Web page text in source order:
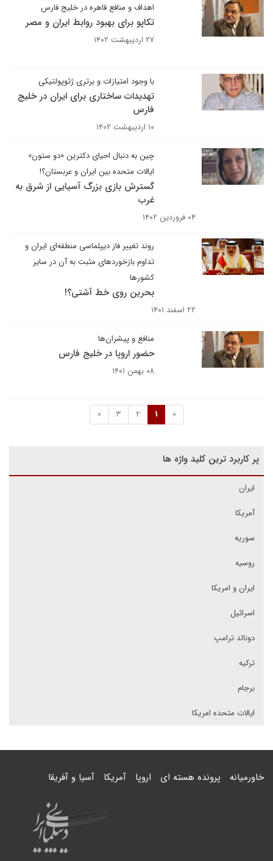
اهداف و منافع قاهره در خلیج فارس
تکاپو برای بهبود روابط ایران و مصر
۲۷ اردیبهشت ۱۴۰۲
با وجود امتیازات و برتری ژئوپولتیکی
تهدیدات ساختاری برای ایران در خلیج
فارس
۱۰ اردیبهشت ۱۴۰۲
چین به دنبال احیای دکترین «دو ستون»
ایالات متحده بین ایران و عربستان؟!
گسترش بازی بزرگ آسیایی از شرق به
غرب
۰۴ فروردین ۱۴۰۲
روند تغییر فاز دیپلماسی منطقه‌ای ایران و
تداوم بازخوردهای مثبت به آن در سایر
کشورها
بحرین روی خط آشتی؟!
۲۲ اسفند ۱۴۰۱
منافع و پیشران‌ها
حضور اروپا در خلیج فارس
۰۸ بهمن ۱۴۰۱
«
1
2
3
»
پر کاربرد ترین کلید واژه ها
ایران
آمریکا
سوریه
روسیه
ایران و امریکا
اسرائیل
دونالد ترامپ
ترکیه
برجام
ایالات متحده امریکا
خاورمیانه پرونده هسته ای اروپا آمریکا آسیا و آفریقا